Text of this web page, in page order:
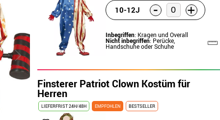
10-12J - +
Inbegriffen: Kragen und Overall
Nicht inbegriffen: Perücke,
Handschuhe oder Schuhe
Finsterer Patriot Clown Kostüm für
Herren
LIEFERFRIST 24H/48H EMPFOHLEN BESTSELLER